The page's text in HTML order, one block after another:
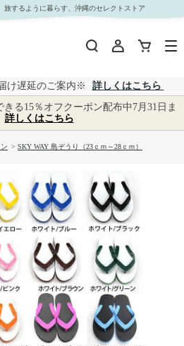
おきなわセレクト サンエー公式通販
するように暮らす、沖縄のセレクトストア
け遅延のご案内※
詳しくはこちら
る15％オフクーポン配布中7月31日ま
詳しくはこちら
> SKY WAY 島ぞうり（23ｃｍ～28ｃｍ）